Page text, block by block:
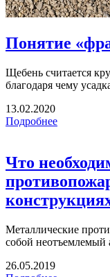
Понятие
Щебень считается
благодаря чему
13.02.2020
Подробнее
Что
Металлические
собой неотъемлемый
26.05.2019